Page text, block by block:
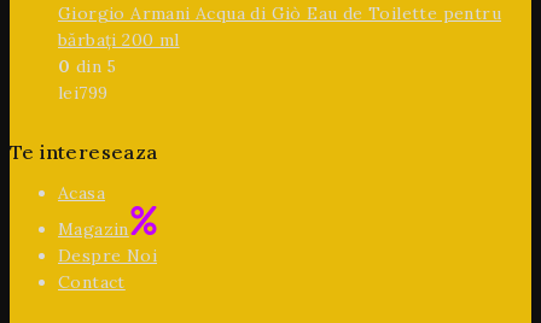
Giorgio Armani Acqua di Giò Eau de Toilette pentru
bărbați 200 ml
0 din 5
lei799
Te intereseaza
Acasa
Magazin
Despre Noi
Contact